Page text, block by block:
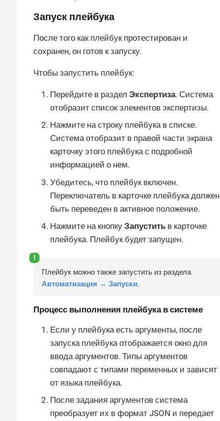
Запуск плейбука
После того как плейбук протестирован и
сохранен, он готов к запуску.
Чтобы запустить плейбук:
Перейдите в раздел Экспертиза. Система
отобразит список элементов экспертизы.
Нажмите на строку плейбука в списке.
Система отобразит в правой части экрана
карточку этого плейбука с подробной
информацией о нем.
Убедитесь, что плейбук включен.
Переключатель в карточке плейбука должен
быть переведен в активное положение.
Нажмите на кнопку Запустить в карточке
плейбука. Плейбук будет запущен.
Плейбук можно также запустить из раздела
Автоматизация → Запуски.
Процесс выполнения плейбука в системе
Если у плейбука есть аргументы, после
запуска плейбука отображается окно для
ввода аргументов. Типы аргументов
совпадают с типами переменных и зависят
от языка плейбука.
После задания аргументов система
преобразует их в формат JSON и передает